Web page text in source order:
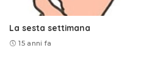
La sesta settimana
15 anni fa